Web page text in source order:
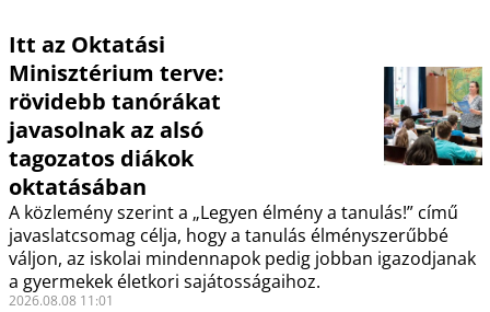
Itt az Oktatási
Minisztérium terve:
rövidebb tanórákat
javasolnak az alsó
tagozatos diákok
oktatásában
A közlemény szerint a „Legyen élmény a tanulás!” című
javaslatcsomag célja, hogy a tanulás élményszerűbbé
váljon, az iskolai mindennapok pedig jobban igazodjanak
a gyermekek életkori sajátosságaihoz.
2026.08.08 11:01